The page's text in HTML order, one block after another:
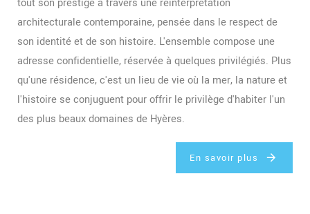
architecturale contemporaine, pensée dans le respect de
son identité et de son histoire. L'ensemble compose une
adresse confidentielle, réservée à quelques privilégiés. Plus
qu'une résidence, c'est un lieu de vie où la mer, la nature et
l'histoire se conjuguent pour offrir le privilège d'habiter l'un
des plus beaux domaines de Hyères.
En savoir plus